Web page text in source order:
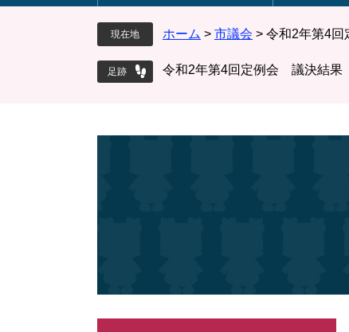
現在地 ホーム > 市議会 > 令和2年第4
令和2年第4回定例会 議決結果